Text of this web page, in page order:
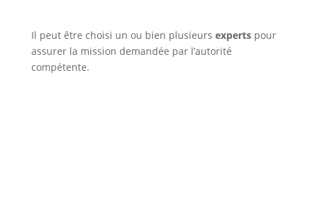
Il peut être choisi un ou bien plusieurs expertspour
assurer la mission demandée par l’autorité
compétente.